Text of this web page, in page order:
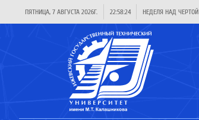
ПЯТНИЦА, 7 АВГУСТА 2026Г. 22:58:24 НЕДЕЛЯ НАД ЧЕРТОЙ